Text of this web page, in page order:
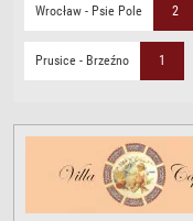
Wrocław - Psie Pole 2
Prusice - Brzeźno 1